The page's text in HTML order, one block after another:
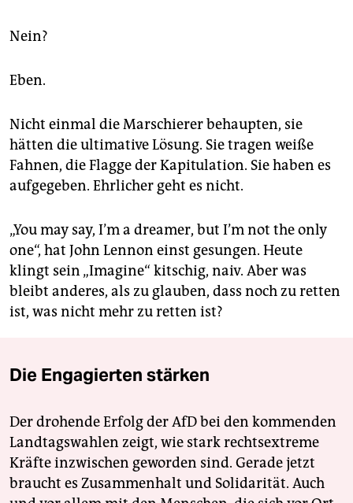
Nein?
Eben.
Nicht einmal die Marschierer behaupten, sie
hätten die ultimative Lösung. Sie tragen weiße
Fahnen, die Flagge der Kapitulation. Sie haben es
aufgegeben. Ehrlicher geht es nicht.
„You may say, I’m a dreamer, but I’m not the only
one“, hat John Lennon einst gesungen. Heute
klingt sein „Imagine“ kitschig, naiv. Aber was
bleibt anderes, als zu glauben, dass noch zu retten
ist, was nicht mehr zu retten ist?
Die Engagierten stärken
Der drohende Erfolg der AfD bei den kommenden
Landtagswahlen zeigt, wie stark rechtsextreme
Kräfte inzwischen geworden sind. Gerade jetzt
braucht es Zusammenhalt und Solidarität. Auch